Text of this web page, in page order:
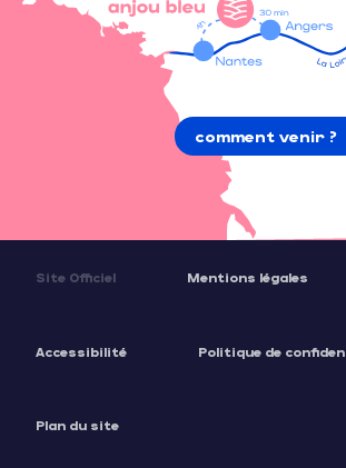
comment venir ?
Site Officiel Mentions légales
Accessibilité Politique de
Plan du site